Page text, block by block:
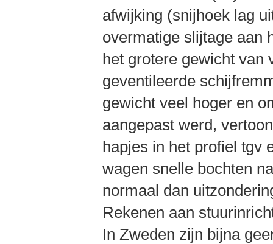
afwijking (snijhoek lag
overmatige slijtage aan
het grotere gewicht van
geventileerde
gewicht veel hoger en
aangepast werd,
hapjes in het profiel tgv
wagen snelle bochten
normaal dan
Rekenen aan
In Zweden zijn bijna